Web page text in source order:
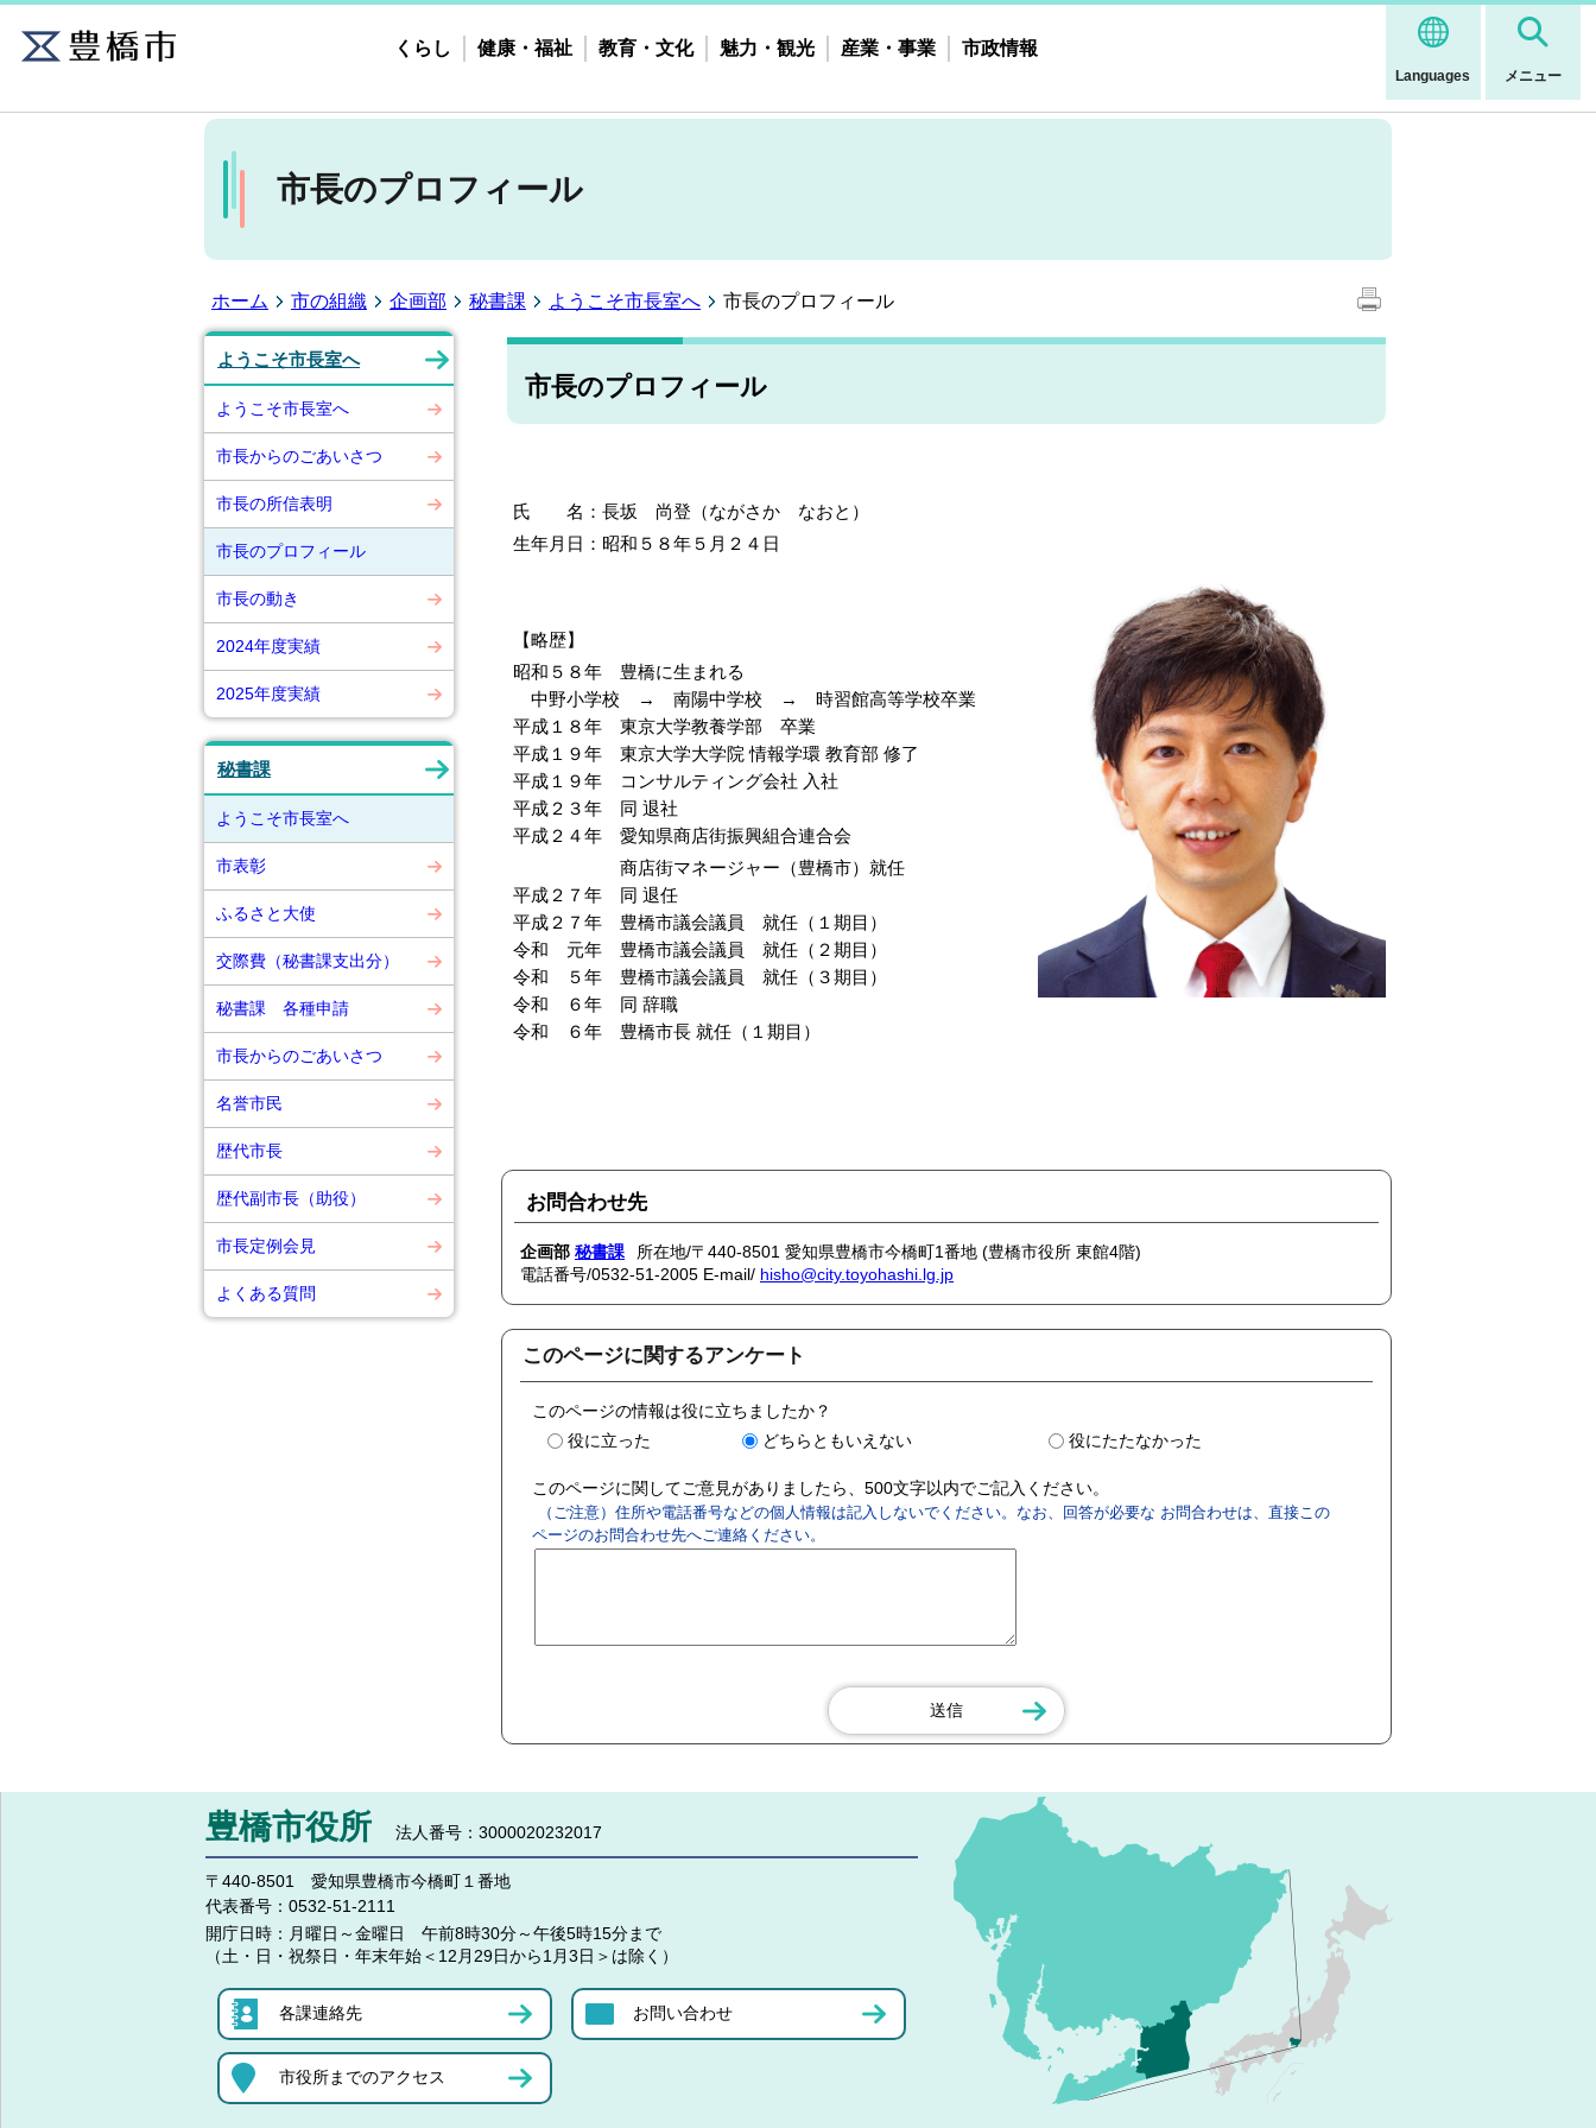
Languages メニュー
くらし 健康・福祉 教育・文化 魅力・観光 産業・事業 市政情報
市長のプロフィール
ホーム 市の組織 企画部 秘書課 ようこそ市長室へ 市長のプロフィール
ようこそ市長室へ
ようこそ市長室へ
市長からのごあいさつ
市長の所信表明
市長のプロフィール
市長の動き
2024年度実績
2025年度実績
秘書課
ようこそ市長室へ
市表彰
ふるさと大使
交際費（秘書課支出分）
秘書課 各種申請
市長からのごあいさつ
名誉市民
歴代市長
歴代副市長（助役）
市長定例会見
よくある質問
市長のプロフィール
氏 名：長坂 尚登（ながさか なおと）
生年月日：昭和５８年５月２４日
【略歴】
昭和５８年 豊橋に生まれる
中野小学校 → 南陽中学校 → 時習館高等学校卒業
平成１８年 東京大学教養学部 卒業
平成１９年 東京大学大学院 情報学環 教育部 修了
平成１９年 コンサルティング会社 入社
平成２３年 同 退社
平成２４年 愛知県商店街振興組合連合会
商店街マネージャー（豊橋市）就任
平成２７年 同 退任
平成２７年 豊橋市議会議員 就任（１期目）
令和 元年 豊橋市議会議員 就任（２期目）
令和 ５年 豊橋市議会議員 就任（３期目）
令和 ６年 同 辞職
令和 ６年 豊橋市長 就任（１期目）
お問合わせ先
企画部 秘書課
所在地/〒440-8501 愛知県豊橋市今橋町1番地 (豊橋市役所 東館4階)
電話番号/0532-51-2005 E-mail/ hisho@city.toyohashi.lg.jp
このページに関するアンケート
このページの情報は役に立ちましたか？
役に立った
どちらともいえない 役にたたなかった
このページに関してご意見がありましたら、500文字以内でご記入ください。
（ご注意）住所や電話番号などの個人情報は記入しないでください。なお、回答が必要な お問合わせは、直接この
ページのお問合わせ先へご連絡ください。
豊橋市役所 法人番号：3000020232017
〒440-8501 愛知県豊橋市今橋町１番地
代表番号： 0532-51-2111
開庁日時： 月曜日～金曜日 午前8時30分～午後5時15分まで
（土・日・祝祭日・年末年始＜12月29日から1月3日＞は除く）
各課連絡先 お問い合わせ
市役所までのアクセス